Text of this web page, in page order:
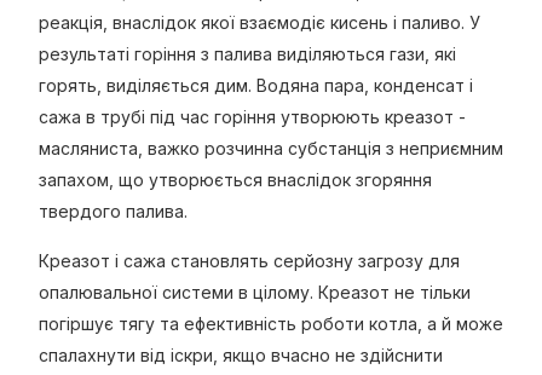
реакція, внаслідок якої взаємодіє кисень і паливо. У
результаті горіння з палива виділяються гази, які
горять, виділяється дим. Водяна пара, конденсат і
сажа в трубі під час горіння утворюють креазот -
масляниста, важко розчинна субстанція з неприємним
запахом, що утворюється внаслідок згоряння
твердого палива.
Креазот і сажа становлять серйозну загрозу для
опалювальної системи в цілому. Креазот не тільки
погіршує тягу та ефективність роботи котла, а й може
спалахнути від іскри, якщо вчасно не здійснити